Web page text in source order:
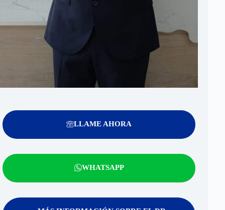
LLAME AHORA
WHATSAPP